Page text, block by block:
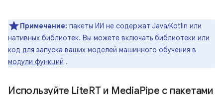
Примечание: пакеты ИИ не содержат Java/Kotlin или
нативных библиотек. Вы можете включать библиотеки или
код для запуска ваших моделей машинного обучения в
модули функций .
Используйте LiteRT и MediaPipe с пакетами